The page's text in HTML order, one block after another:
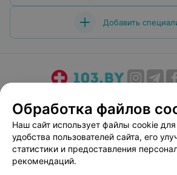
Добавить
Медицинский маркетинг
Пользовательское соглашение
Вакансии
Написать руководителю
Обработка файлов
Наш сайт использует файлы cookie
удобства пользователей сайта, его
статистики и предоставления
рекомендаций.